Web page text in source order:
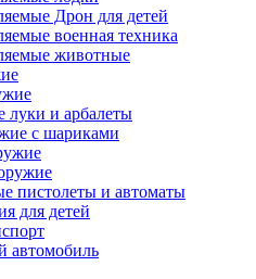
Дрон для детей
военная техника
животные
и арбалеты
с шариками
пистолеты и автоматы
для детей
автомобиль